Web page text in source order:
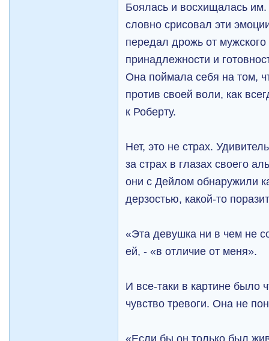
Боялась и восхищалась
словно срисовал эти
передал дрожь от
принадлежности и
Она поймала себя на том,
против своей воли, как
к Роберту.
Нет, это не страх.
за страх в глазах своего
они с Дейлом обнаружили
дерзостью, какой-то
«Эта девушка ни в чем не
ей, - «в отличие от меня».
И все-таки в картине было
чувство тревоги. Она не
«Если бы он только был